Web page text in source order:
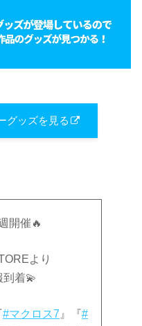
グッズを見る
開催🔥
より
着💫
#マクロス7 』『#